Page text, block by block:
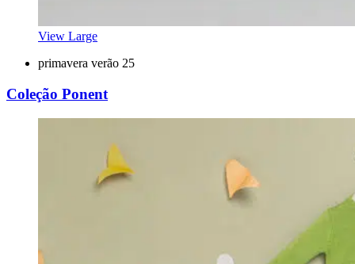
View Large
primavera verão 25
Coleção Ponent